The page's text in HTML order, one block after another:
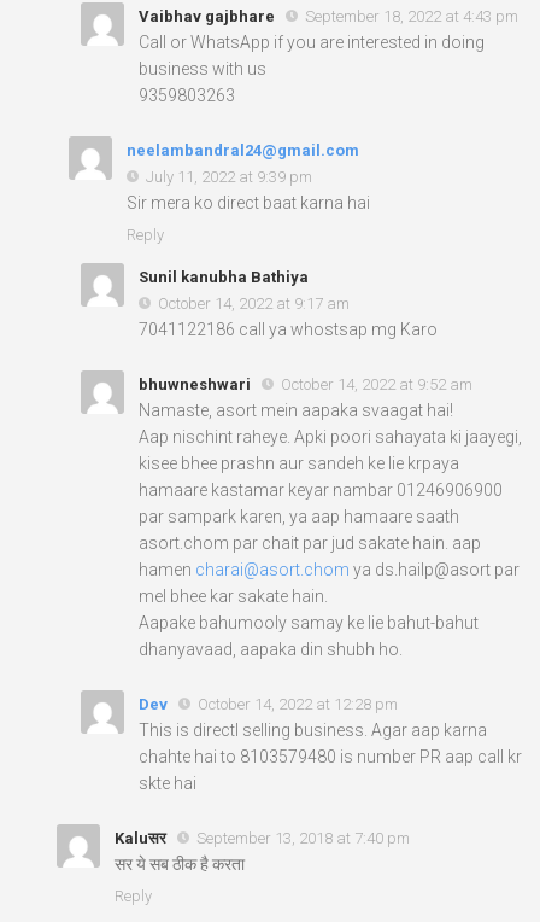
Vaibhav gajbhare September 18, 2022 at 4:43 pm
Call or WhatsApp if you are interested in doing
business with us
9359803263
neelambandral24@gmail.com
July 11, 2022 at 9:39 pm
Sir mera ko direct baat karna hai
Reply
Sunil kanubha Bathiya
October 14, 2022 at 9:17 am
7041122186 call ya whostsap mg Karo
bhuwneshwari October 14, 2022 at 9:52 am
Namaste, asort mein aapaka svaagat hai!
Aap nischint raheye. Apki poori sahayata ki jaayegi,
kisee bhee prashn aur sandeh ke lie krpaya
hamaare kastamar keyar nambar 01246906900
par sampark karen, ya aap hamaare saath
asort.chom par chait par jud sakate hain. aap
hamen charai@asort.chom ya ds.hailp@asort par
mel bhee kar sakate hain.
Aapake bahumooly samay ke lie bahut-bahut
dhanyavaad, aapaka din shubh ho.
Dev October 14, 2022 at 12:28 pm
This is directl selling business. Agar aap karna
chahte hai to 8103579480 is number PR aap call kr
skte hai
Kaluसर September 13, 2018 at 7:40 pm
सर ये सब ठीक है करता
Reply